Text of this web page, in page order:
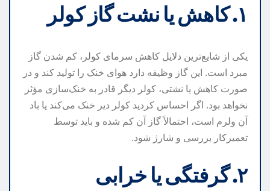
۱. کاهش یا نشت گاز کولر
یکی از شایع‌ترین دلایل کاهش سرمای کولر، کم شدن گاز
مبرد است. این گاز وظیفه دارد هوای خنک را تولید کند و در
صورت کاهش یا نشتی، کولر دیگر قادر به خنک‌سازی مؤثر
نخواهد بود. اگر احساس کردید کولر دیر خنک می‌کند یا باد
آن ولرم است، احتمالاً گاز آن کم شده و باید توسط
تعمیرکار بررسی و شارژ شود.
۲. گرفتگی یا خرابی